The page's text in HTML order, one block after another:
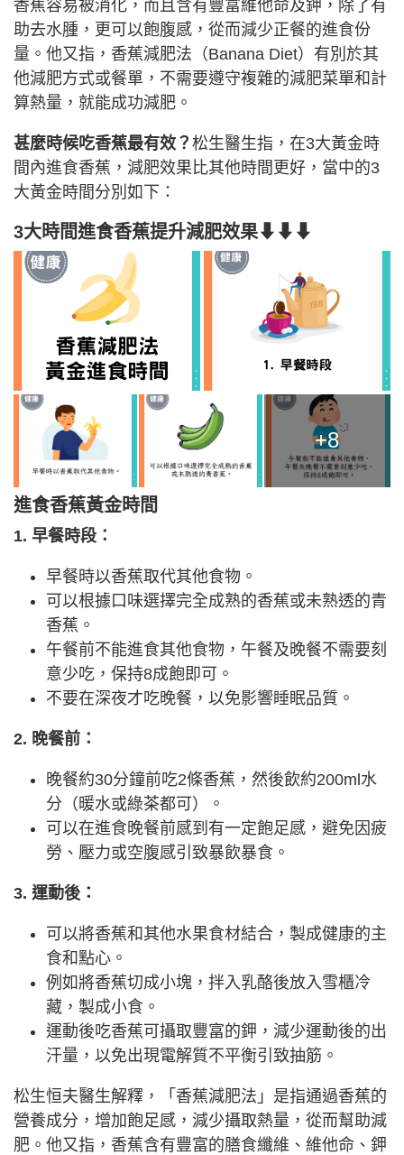
香蕉容易被消化，而且含有豐富維他命及鉀，除了有
助去水腫，更可以飽腹感，從而減少正餐的進食份
量。他又指，香蕉減肥法（Banana Diet）有別於其
他減肥方式或餐單，不需要遵守複雜的減肥菜單和計
算熱量，就能成功減肥。
甚麼時候吃香蕉最有效？ 松生醫生指，在3大黃金時
間內進食香蕉，減肥效果比其他時間更好，當中的3
大黃金時間分別如下：
3大時間進食香蕉提升減肥效果⬇⬇⬇
+8
進食香蕉黃金時間
1. 早餐時段：
早餐時以香蕉取代其他食物。
可以根據口味選擇完全成熟的香蕉或未熟透的青
香蕉。
午餐前不能進食其他食物，午餐及晚餐不需要刻
意少吃，保持8成飽即可。
不要在深夜才吃晚餐，以免影響睡眠品質。
2. 晚餐前：
晚餐約30分鐘前吃2條香蕉，然後飲約200ml水
分（暖水或綠茶都可）。
可以在進食晚餐前感到有一定飽足感，避免因疲
勞、壓力或空腹感引致暴飲暴食。
3. 運動後：
可以將香蕉和其他水果食材結合，製成健康的主
食和點心。
例如將香蕉切成小塊，拌入乳酪後放入雪櫃冷
藏，製成小食。
運動後吃香蕉可攝取豐富的鉀，減少運動後的出
汗量，以免出現電解質不平衡引致抽筋。
松生恒夫醫生解釋，「香蕉減肥法」是指通過香蕉的
營養成分，增加飽足感，減少攝取熱量，從而幫助減
肥。他又指，香蕉含有豐富的膳食纖維、維他命、鉀